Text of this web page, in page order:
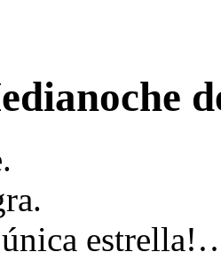
única